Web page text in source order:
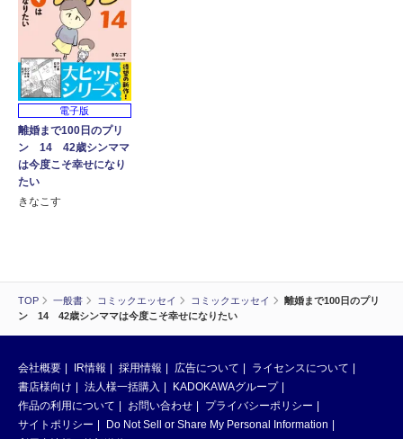
TOP 一般書 コミックエッセイ コミックエッセイ
離婚まで100日のプリ
ン 14 42歳シンママは今度こそ幸せになりたい
電子版
離婚まで100日のプリ
ン 14 42歳シンママ
は今度こそ幸せになり
たい
きなこす
会社概要 IR情報 採用情報 広告について
ライセンスについて
書店様向け
法人様一括購入
KADOKAWAグループ
作品の利用について
お問い合わせ
プライバシーポリシー
サイトポリシー
Do Not Sell or Share My Personal Information